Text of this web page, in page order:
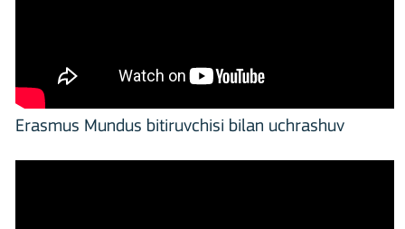
Erasmus Mundus bitiruvchisi bilan uchrashuv